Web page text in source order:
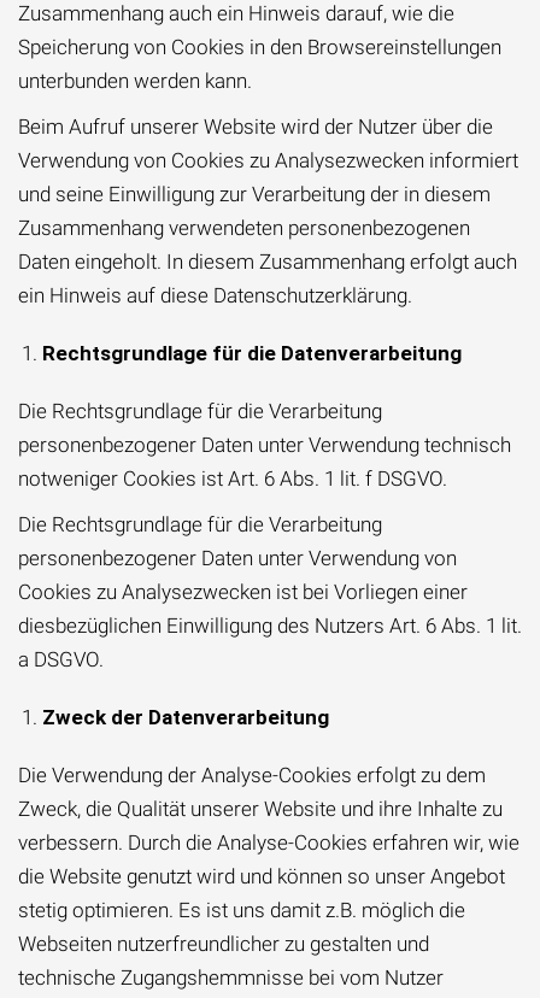
Zusammenhang auch ein Hinweis darauf, wie die
Speicherung von Cookies in den Browsereinstellungen
unterbunden werden kann.
Beim Aufruf unserer Website wird der Nutzer über die
Verwendung von Cookies zu Analysezwecken informiert
und seine Einwilligung zur Verarbeitung der in diesem
Zusammenhang verwendeten personenbezogenen
Daten eingeholt. In diesem Zusammenhang erfolgt auch
ein Hinweis auf diese Datenschutzerklärung.
Rechtsgrundlage für die Datenverarbeitung
Die Rechtsgrundlage für die Verarbeitung
personenbezogener Daten unter Verwendung technisch
notweniger Cookies ist Art. 6 Abs. 1 lit. f DSGVO.
Die Rechtsgrundlage für die Verarbeitung
personenbezogener Daten unter Verwendung von
Cookies zu Analysezwecken ist bei Vorliegen einer
diesbezüglichen Einwilligung des Nutzers Art. 6 Abs. 1 lit.
a DSGVO.
Zweck der Datenverarbeitung
Die Verwendung der Analyse-Cookies erfolgt zu dem
Zweck, die Qualität unserer Website und ihre Inhalte zu
verbessern. Durch die Analyse-Cookies erfahren wir, wie
die Website genutzt wird und können so unser Angebot
stetig optimieren. Es ist uns damit z.B. möglich die
Webseiten nutzerfreundlicher zu gestalten und
technische Zugangshemmnisse bei vom Nutzer